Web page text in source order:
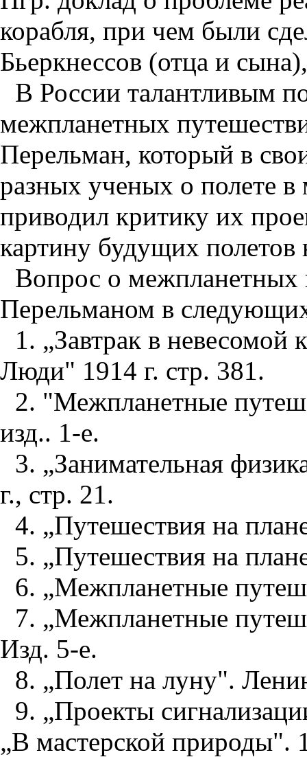
корабля, при чем были
Бьеркнессов (отца и
В России талантливым
межпланетных
Перельман, который в
разных ученых о полете в
приводил критику их
картину будущих
Вопрос о межпланетных
Перельманом в
1. „Завтрак в
Люди" 1914 г. стр. 381.
2. "Межпланетные
изд.. 1-е.
3. „Занимательная
г., стр. 21.
4. „Путешествия на
5. „Путешествия на
6. „Межпланетные
7. „Межпланетные
Изд. 5-е.
8. „Полет на луну".
9. „Проекты
„В мастерской природы".